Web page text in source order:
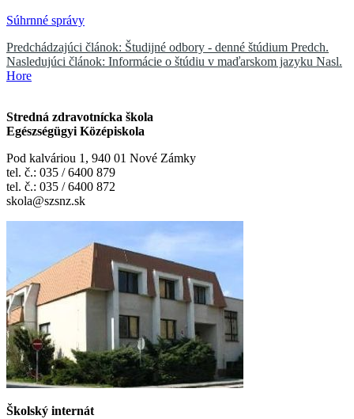
Súhrnné správy
Predchádzajúci článok: Študijné odbory - denné štúdium Predch.
Nasledujúci článok: Informácie o štúdiu v maďarskom jazyku Nasl.
Hore
Stredná zdravotnícka škola
Egészségügyi Középiskola
Pod kalváriou 1, 940 01 Nové Zámky
tel. č.: 035 / 6400 879
tel. č.: 035 / 6400 872
skola@szsnz.sk
Školský internát